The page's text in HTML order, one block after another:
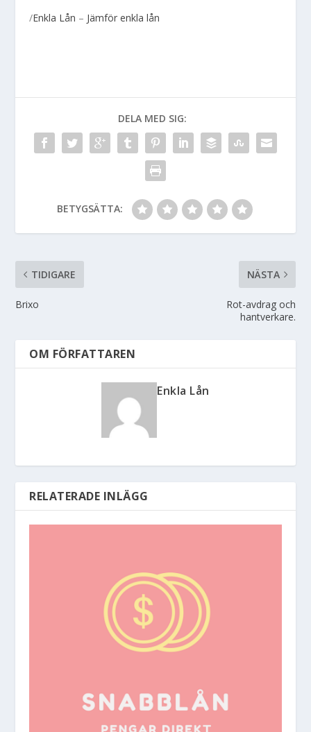
/Enkla Lån – Jämför enkla lån
DELA MED SIG:
BETYGSÄTTA:
TIDIGARE
Brixo
NÄSTA
Rot-avdrag och
hantverkare.
OM FÖRFATTAREN
Enkla Lån
RELATERADE INLÄGG